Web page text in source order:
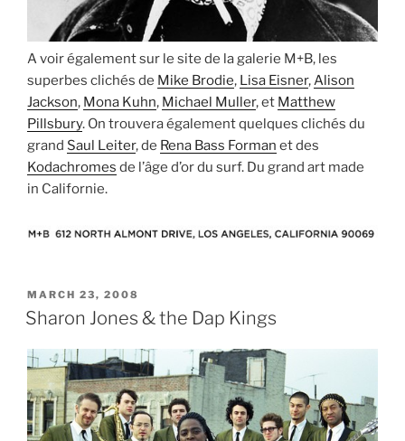
A voir également sur le site de la galerie M+B, les
superbes clichés de Mike Brodie, Lisa Eisner, Alison
Jackson, Mona Kuhn, Michael Muller, et Matthew
Pillsbury. On trouvera également quelques clichés du
grand Saul Leiter, de Rena Bass Forman et des
Kodachromes de l’âge d’or du surf. Du grand art made
in Californie.
POSTED
ON
MARCH 23, 2008
Sharon Jones & the Dap Kings